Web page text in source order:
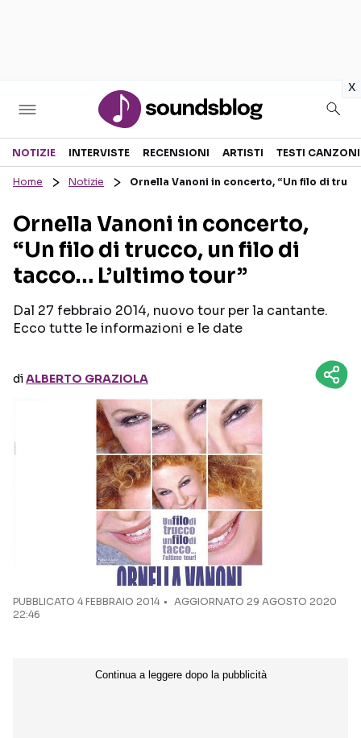
x
Sezioni
RECENSIONI MUSICALI
INTERVISTE
GOSSIP E CURIOSITÀ
TESTI CANZONI
TOUR ED EVENTI
TALENT SHOW
Seguici sui social
NOTIZIE INTERVISTE RECENSIONI ARTISTI TESTI CANZONI
Home Notizie Ornella Vanoni in concerto, “Un filo di
Ornella Vanoni in concerto,
“Un filo di trucco, un filo di
tacco… L’ultimo tour”
Dal 27 febbraio 2014, nuovo tour per la cantante.
Ecco tutte le informazioni e le date
diALBERTO GRAZIOLA
PUBBLICATO 4 FEBBRAIO 2014
AGGIORNATO 29 AGOSTO 2020
22:46